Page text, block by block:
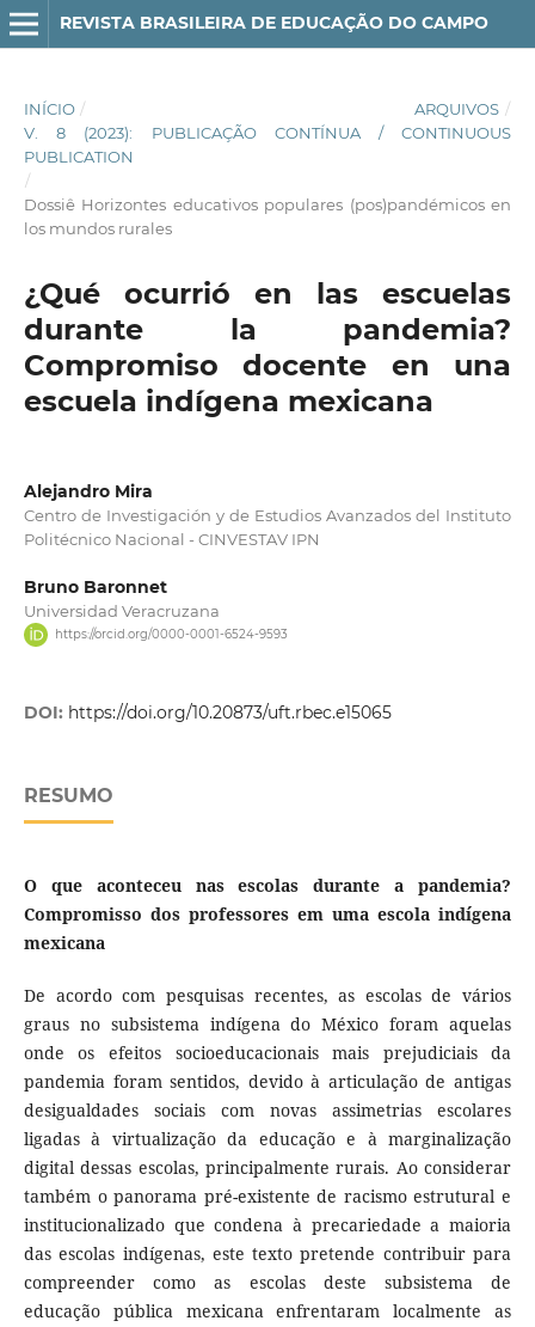
REVISTA BRASILEIRA DE EDUCAÇÃO DO CAMPO
INÍCIO / ARQUIVOS /
V. 8 (2023): PUBLICAÇÃO CONTÍNUA / CONTINUOUS
PUBLICATION
/
Dossiê Horizontes educativos populares (pos)pandémicos en
los mundos rurales
¿Qué ocurrió en las escuelas
durante la pandemia?
Compromiso docente en una
escuela indígena mexicana
Alejandro Mira
Centro de Investigación y de Estudios Avanzados del Instituto
Politécnico Nacional - CINVESTAV IPN
Bruno Baronnet
Universidad Veracruzana
https://orcid.org/0000-0001-6524-9593
DOI: https://doi.org/10.20873/uft.rbec.e15065
RESUMO
O que aconteceu nas escolas durante a pandemia?
Compromisso dos professores em uma escola indígena
mexicana
De acordo com pesquisas recentes, as escolas de vários
graus no subsistema indígena do México foram aquelas
onde os efeitos socioeducacionais mais prejudiciais da
pandemia foram sentidos, devido à articulação de antigas
desigualdades sociais com novas assimetrias escolares
ligadas à virtualização da educação e à marginalização
digital dessas escolas, principalmente rurais. Ao considerar
também o panorama pré-existente de racismo estrutural e
institucionalizado que condena à precariedade a maioria
das escolas indígenas, este texto pretende contribuir para
compreender como as escolas deste subsistema de
educação pública mexicana enfrentaram localmente as